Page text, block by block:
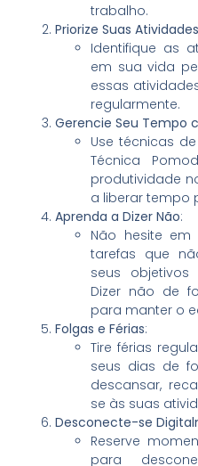
trabalho.
Priorize Suas Atividades
Identifique as
em sua vida
essas
regularmente.
Gerencie Seu Tempo
Use técnicas
Técnica
produtividade
a liberar tempo
Aprenda a Dizer Não:
Não hesite
tarefas que
seus objetivos
Dizer não de
para manter o
Folgas e Férias:
Tire férias
seus dias de
descansar,
se às suas
Desconecte-se
Reserve
para